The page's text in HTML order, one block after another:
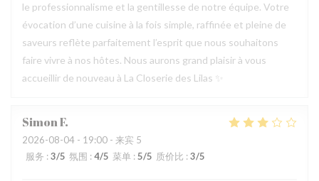
le professionnalisme et la gentillesse de notre équipe. Votre
évocation d’une cuisine à la fois simple, raffinée et pleine de
saveurs reflète parfaitement l’esprit que nous souhaitons
faire vivre à nos hôtes. Nous aurons grand plaisir à vous
accueillir de nouveau à La Closerie des Lilas ✨
SimonF
2026-08-04 - 19:00 - 来宾 5
服务 : 3/5 氛围 : 4/5 菜单 : 5/5 质价比 : 3/5